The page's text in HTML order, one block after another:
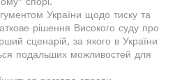
України щодо тиску та
рішення Високого суду про
сценарій, за якого в України
подальших можливостей для